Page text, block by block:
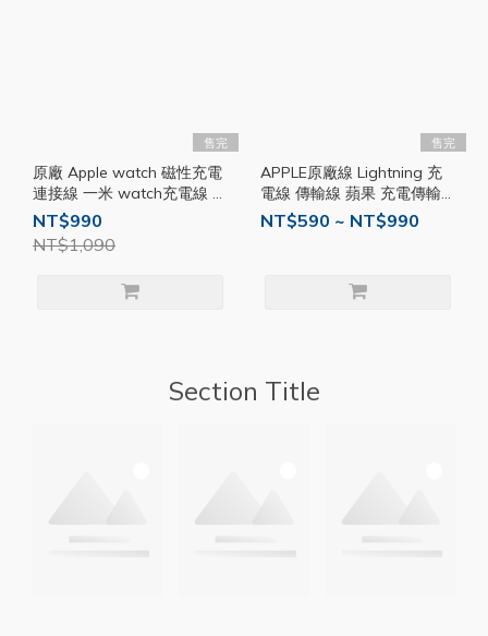
售完
原廠 Apple watch 磁性充電
連接線 一米 watch充電線 磁
性充電線 USB連接線 1M
AP07
NT$990
NT$1,090
售完
APPLE原廠線 Lightning 充
電線 傳輸線 蘋果 充電傳輸
線 原廠線 1M充電線 2M
AP01
NT$590 ~ NT$990
Section Title